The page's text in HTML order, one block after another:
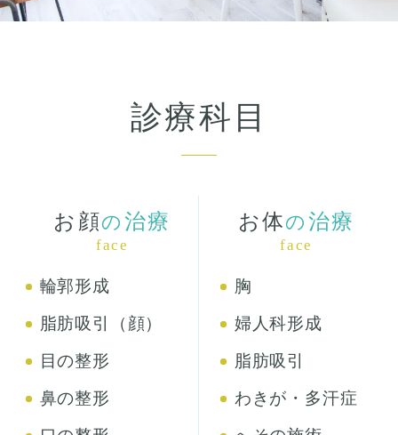
診療科目
お顔の 治療
face
輪郭形成
脂肪吸引（顔）
目の整形
鼻の整形
お体の 治療
face
胸
婦人科形成
脂肪吸引
わきが・多汗症